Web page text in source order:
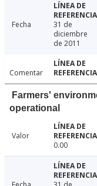
Fecha
31 de
diciembre
de 2011
Comentar
Farmers'
operational
Valor
0.00